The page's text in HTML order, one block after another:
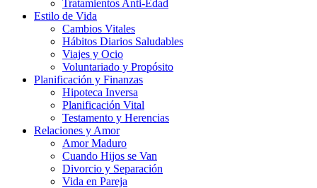
Tratamientos Anti-Edad
Estilo de Vida
Cambios Vitales
Hábitos Diarios Saludables
Viajes y Ocio
Voluntariado y Propósito
Planificación y Finanzas
Hipoteca Inversa
Planificación Vital
Testamento y Herencias
Relaciones y Amor
Amor Maduro
Cuando Hijos se Van
Divorcio y Separación
Vida en Pareja